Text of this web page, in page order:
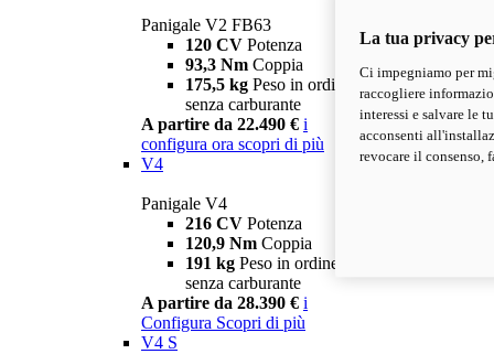
Panigale V2 FB63
120 CV Potenza
93,3 Nm Coppia
175,5 kg Peso in ordine di marcia
senza carburante
A partire da 22.490 € i
configura ora scopri di più
V4
Panigale V4
216 CV Potenza
120,9 Nm Coppia
191 kg Peso in ordine di marcia
senza carburante
A partire da 28.390 € i
Configura Scopri di più
V4 S
La tua privacy
Ci impegniamo per
raccogliere
interessi e salvare le
acconsenti
revocare il consenso,